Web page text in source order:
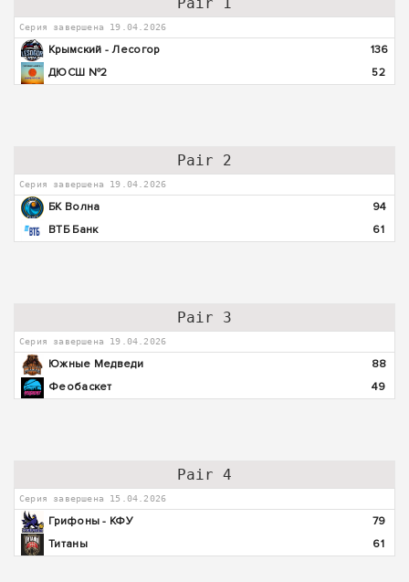
Серия завершена 19.04.2026
Крымский - Лесогор
136
ДЮСШ №2
52
Pair 2
Серия завершена 19.04.2026
БК Волна
94
ВТБ Банк
61
Pair 3
Серия завершена 19.04.2026
Южные Медведи
88
Феобаскет
49
Pair 4
Серия завершена 15.04.2026
Грифоны - КФУ
79
Титаны
61